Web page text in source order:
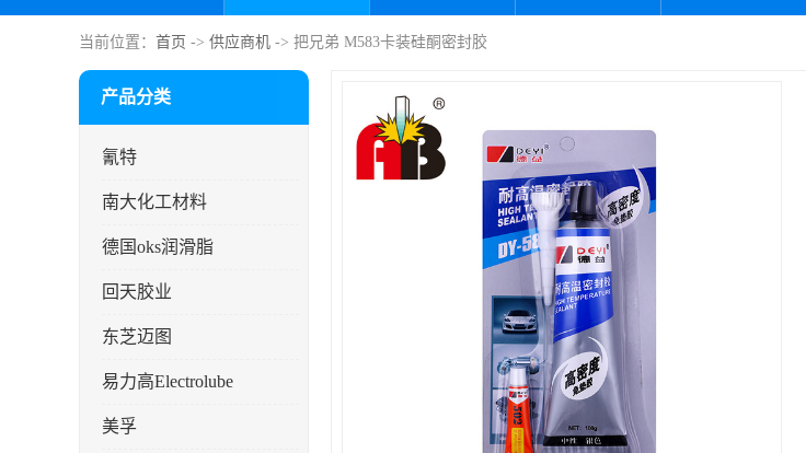
当前位置： 首页 -> 供应商机 -> 把兄弟 M583卡装硅酮密封胶
产品分类
氰特
南大化工材料
德国oks润滑脂
回天胶业
东芝迈图
易力高Electrolube
美孚